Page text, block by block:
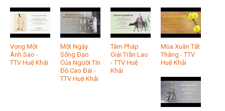
Vọng Một
Ánh Sao -
TTV Huệ Khải
Một Ngày
Sống Đạo
Của Người Tín
Đồ Cao Đài -
TTV Huệ Khải
Tâm Pháp
Giải Trần Lao
- TTV Huệ
Khải
Mùa Xuân Tất
Thắng - TTV
Huệ Khải